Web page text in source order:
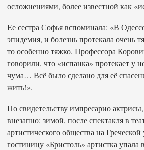
осложнениями, более известной как
Ее сестра Софья вспоминала: «В
эпидемия, и болезнь протекала очень
то особенно тяжко. Профессора
говорили, что «испанка» протекает у
чума… Всё было сделано для её
жить!».
По свидетельству импресарио актрисы,
внезапно: зимой, после спектакля в
артистического общества на
гостиницу «Бристоль» артистка упала